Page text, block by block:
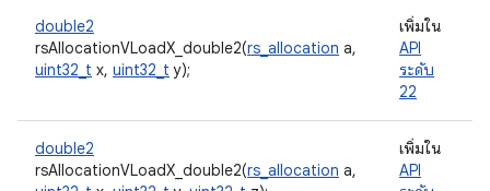
double2
rsAllocationVLoadX_double2(rs_allocation a,
uint32_t x, uint32_t y);
เพิ่มใน
API
ระดับ
22
double2
rsAllocationVLoadX_double2(rs_allocation a,
เพิ่มใน
API